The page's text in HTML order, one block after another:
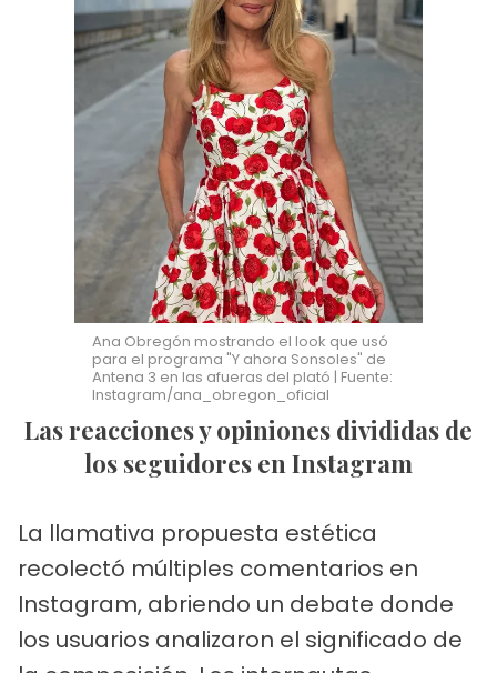
Ana Obregón mostrando el look que usó
para el programa "Y ahora Sonsoles" de
Antena 3 en las afueras del plató | Fuente:
Instagram/ana_obregon_oficial
Las reacciones y opiniones divididas de
los seguidores en Instagram
La llamativa propuesta estética
recolectó múltiples comentarios en
Instagram, abriendo un debate donde
los usuarios analizaron el significado de